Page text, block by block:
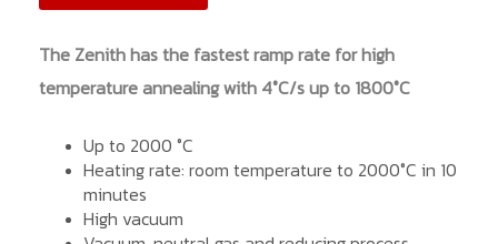
The Zenith has the fastest ramp rate for high
temperature annealing with 4°C/s up to 1800°C
Up to 2000 °C
Heating rate: room temperature to 2000°C in 10
minutes
High vacuum